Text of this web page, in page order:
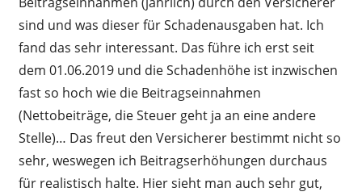
sind und was dieser für Schadenausgaben hat. Ich
fand das sehr interessant. Das führe ich erst seit
dem 01.06.2019 und die Schadenhöhe ist inzwischen
fast so hoch wie die Beitragseinnahmen
(Nettobeiträge, die Steuer geht ja an eine andere
Stelle)… Das freut den Versicherer bestimmt nicht so
sehr, weswegen ich Beitragserhöhungen durchaus
für realistisch halte. Hier sieht man auch sehr gut,